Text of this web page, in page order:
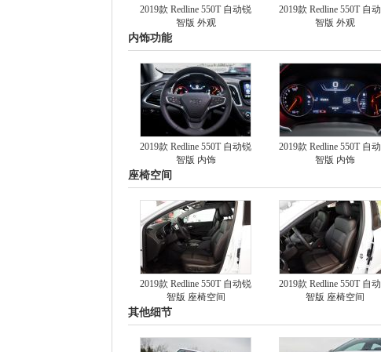
2019款 Redline 550T 自动锐
智版 外观
2019款 Redline 550T 自
智版 外观
内饰功能
2019款 Redline 550T 自动锐
智版 内饰
2019款 Redline 550T 自
智版 内饰
座椅空间
2019款 Redline 550T 自动锐
智版 座椅空间
2019款 Redline 550T 自
智版 座椅空间
其他细节